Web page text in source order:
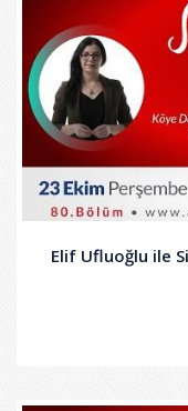
Elif Ufluoğlu ile